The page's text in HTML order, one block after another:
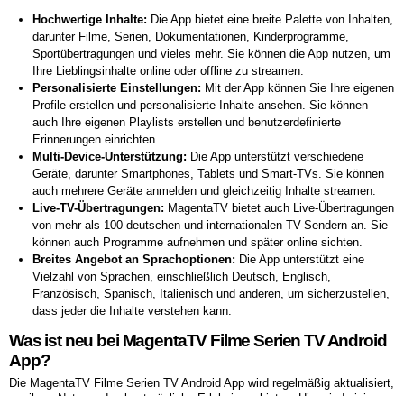
Hochwertige Inhalte: Die App bietet eine breite Palette von Inhalten,
darunter Filme, Serien, Dokumentationen, Kinderprogramme,
Sportübertragungen und vieles mehr. Sie können die App nutzen, um
Ihre Lieblingsinhalte online oder offline zu streamen.
Personalisierte Einstellungen: Mit der App können Sie Ihre eigenen
Profile erstellen und personalisierte Inhalte ansehen. Sie können
auch Ihre eigenen Playlists erstellen und benutzerdefinierte
Erinnerungen einrichten.
Multi-Device-Unterstützung: Die App unterstützt verschiedene
Geräte, darunter Smartphones, Tablets und Smart-TVs. Sie können
auch mehrere Geräte anmelden und gleichzeitig Inhalte streamen.
Live-TV-Übertragungen: MagentaTV bietet auch Live-Übertragungen
von mehr als 100 deutschen und internationalen TV-Sendern an. Sie
können auch Programme aufnehmen und später online sichten.
Breites Angebot an Sprachoptionen: Die App unterstützt eine
Vielzahl von Sprachen, einschließlich Deutsch, Englisch,
Französisch, Spanisch, Italienisch und anderen, um sicherzustellen,
dass jeder die Inhalte verstehen kann.
Was ist neu bei MagentaTV Filme Serien TV Android
App?
Die MagentaTV Filme Serien TV Android App wird regelmäßig aktualisiert,